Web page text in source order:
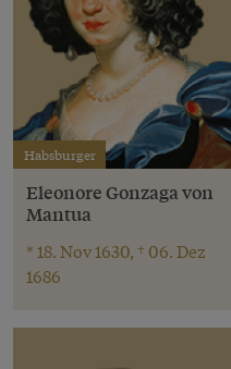
Habsburger
Eleonore Gonzaga von
Mantua
* 18. Nov 1630, † 06. Dez
1686